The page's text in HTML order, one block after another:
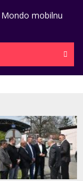
mobilnu
1